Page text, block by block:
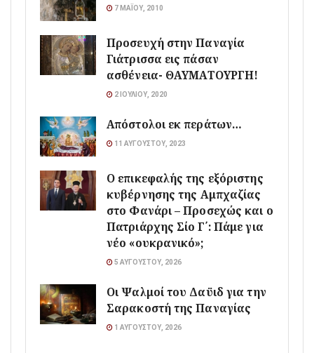
7 ΜΑΪ́ΟΥ, 2010
Προσευχή στην Παναγία
Γιάτρισσα εις πάσαν
ασθένεια- ΘΑΥΜΑΤΟΥΡΓΗ!
2 ΙΟΥΛΊΟΥ, 2020
Απόστολοι εκ περάτων…
11 ΑΥΓΟΎΣΤΟΥ, 2023
Ο επικεφαλής της εξόριστης
κυβέρνησης της Αμπχαζίας
στο Φανάρι – Προσεχώς και ο
Πατριάρχης Σίο Γ΄: Πάμε για
νέο «ουκρανικό»;
5 ΑΥΓΟΎΣΤΟΥ, 2026
Οι Ψαλμοί του Δαϋιδ για την
Σαρακοστή της Παναγίας
1 ΑΥΓΟΎΣΤΟΥ, 2026